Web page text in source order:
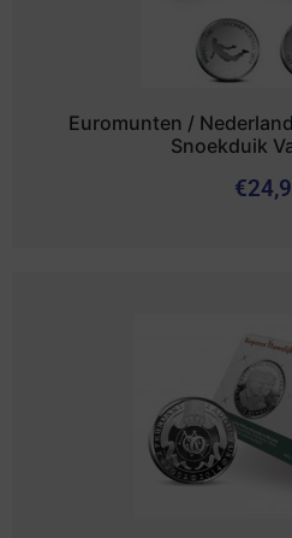
Euromunten /
Snoekduik
€